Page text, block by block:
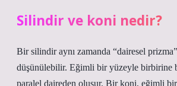
Silindir ve koni nedir?
Bir silindir aynı zamanda “dairesel
düşünülebilir. Eğimli bir yüzeyle birbirine
paralel daireden oluşur. Bir koni, eğimli